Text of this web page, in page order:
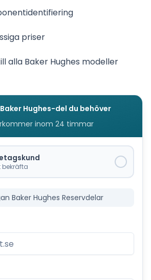
priser
alla Baker Hughes modeller
Baker Hughes-del du behöver
inom 24 timmar
bekräfta
Baker Hughes Reservdelar